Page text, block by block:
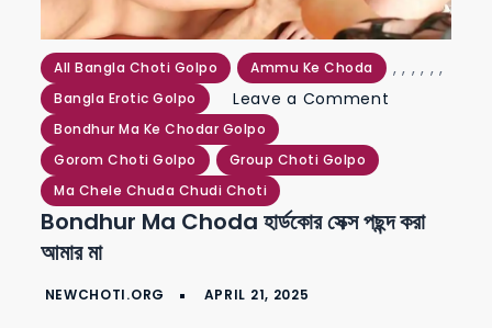
All Bangla Choti Golpo ,
Ammu Ke Choda ,
Bangla Erotic Golpo
,
Bondhur Ma Ke Chodar Golpo
,
Gorom Choti Golpo
,
Group Choti Golpo
,
Ma Chele Chuda Chudi Choti
Leave a Comment
হার্ডকোর
Bondhur Ma Choda হার্ডকোর সেক্স পছন্দ করা
আমার মা